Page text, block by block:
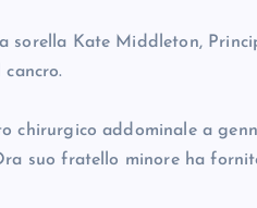
sorella Kate Middleton,
chirurgico addominale a
suo fratello minore ha